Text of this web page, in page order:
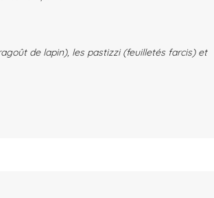
de lapin), les pastizzi (feuilletés farcis) et